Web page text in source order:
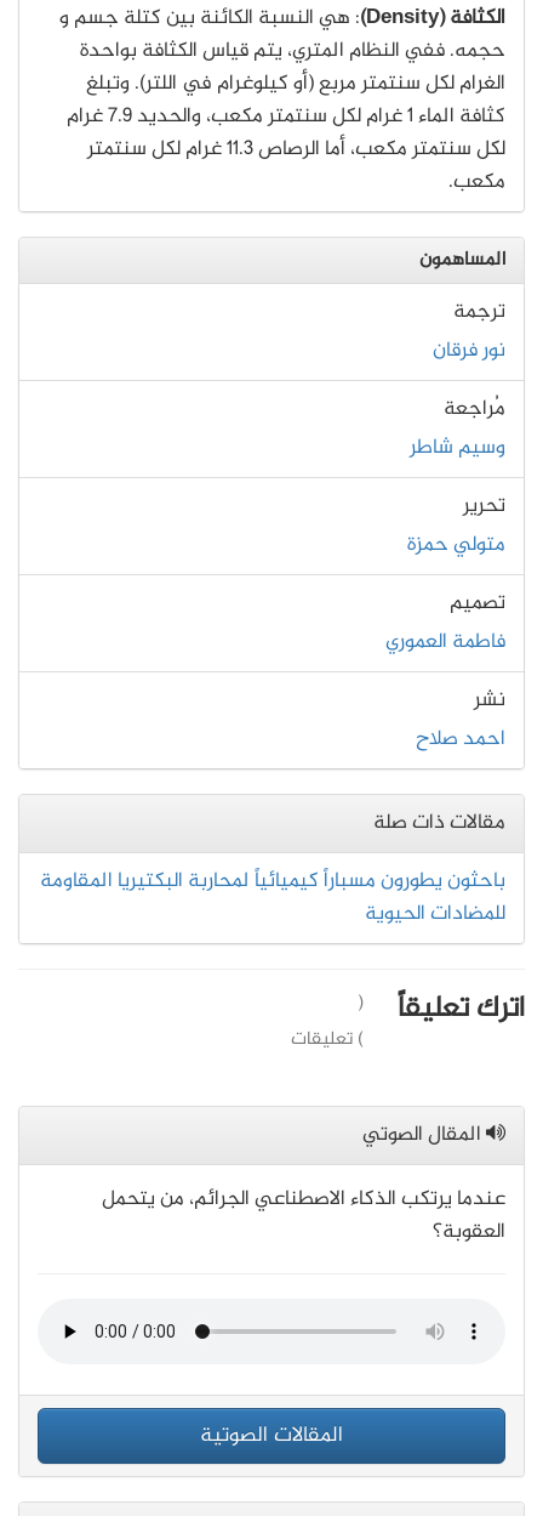
الكثافة (Density)
: هي النسبة الكائنة بين كتلة جسم و
حجمه. ففي النظام المتري، يتم قياس الكثافة بواحدة
الغرام لكل سنتمتر مربع (أو كيلوغرام في اللتر). وتبلغ
كثافة الماء 1 غرام لكل سنتمتر مكعب، والحديد 7.9 غرام
لكل سنتمتر مكعب، أما الرصاص 11.3 غرام لكل سنتمتر
مكعب.
المساهمون
ترجمة
نور فرقان
مُراجعة
وسيم شاطر
تحرير
متولي حمزة
تصميم
فاطمة العموري
نشر
احمد صلاح
مقالات ذات صلة
باحثون يطورون مسباراً كيميائياً لمحاربة البكتيريا المقاومة
للمضادات الحيوية
اترك تعليقاً
(
) تعليقات
المقال الصوتي
عندما يرتكب الذكاء الاصطناعي الجرائم، من يتحمل
العقوبة؟
المقالات الصوتية